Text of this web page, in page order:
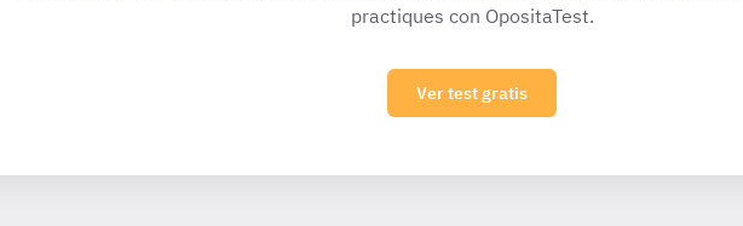
practiques con OpositaTest.
Ver test gratis